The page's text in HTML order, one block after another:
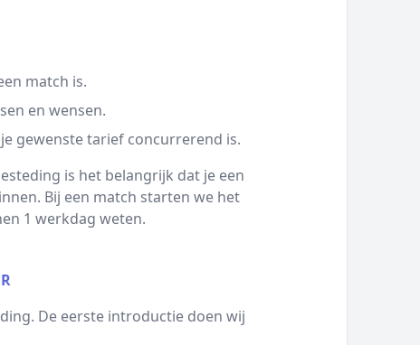
match is.
en wensen.
gewenste tarief concurrerend is.
is het belangrijk dat je een
Bij een match starten we het
1 werkdag weten.
De eerste introductie doen wij